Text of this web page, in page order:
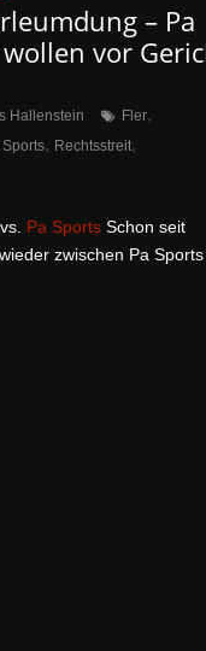
– Pa
vor
Hallenstein Fler,
Sports, Rechtsstreit,
vs. Pa Sports Schon seit
zwischen Pa